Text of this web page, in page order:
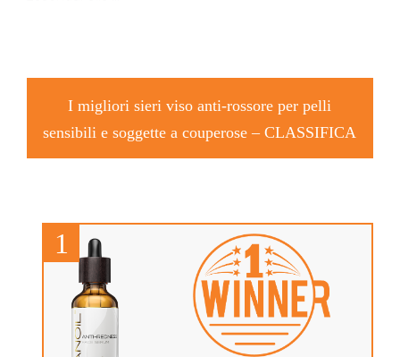
I migliori sieri viso anti-rossore per pelli
sensibili e soggette a couperose –CLASSIFICA